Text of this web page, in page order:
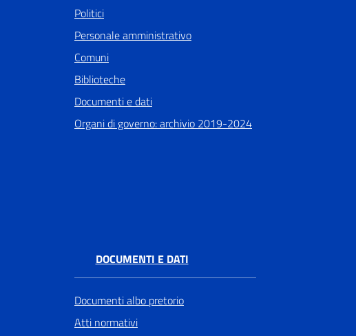
Politici
Personale amministrativo
Comuni
Biblioteche
Documenti e dati
Organi di governo: archivio 2019-2024
DOCUMENTI E DATI
Documenti albo pretorio
Atti normativi